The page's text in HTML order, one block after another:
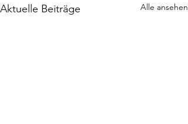
Aktuelle Beiträge Alle ansehen